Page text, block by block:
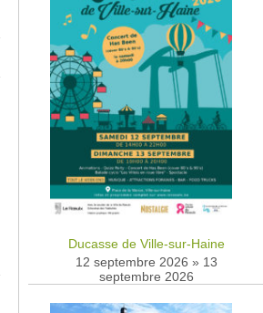
Ducasse de Ville-sur-Haine
12 septembre 2026 » 13
septembre 2026